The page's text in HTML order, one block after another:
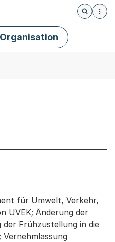
Öffnet
Organisation
Geschäft
für Umwelt, Verkehr,
UVEK; Änderung der
der Frühzustellung in die